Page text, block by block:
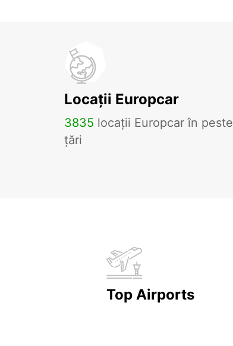
Locații Europcar
3835 locații Europcar în peste
țări
Top Airports